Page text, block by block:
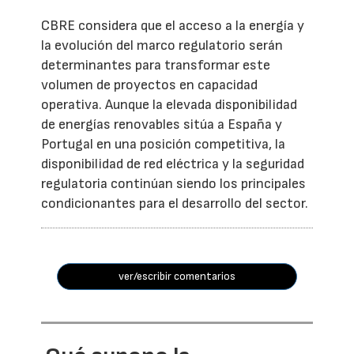
CBRE considera que el acceso a la energía y
la evolución del marco regulatorio serán
determinantes para transformar este
volumen de proyectos en capacidad
operativa. Aunque la elevada disponibilidad
de energías renovables sitúa a España y
Portugal en una posición competitiva, la
disponibilidad de red eléctrica y la seguridad
regulatoria continúan siendo los principales
condicionantes para el desarrollo del sector.
ver/escribir comentarios